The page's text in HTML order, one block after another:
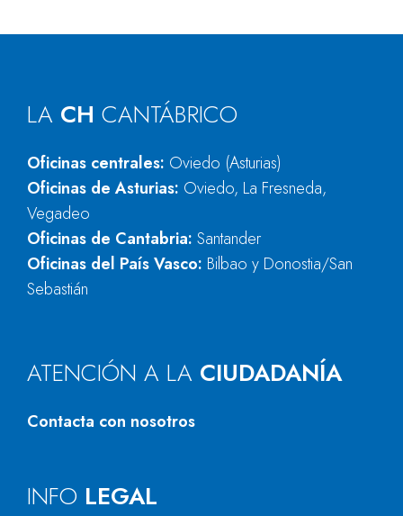
LA CH CANTÁBRICO
Oficinas centrales: Oviedo (Asturias)
Oficinas de Asturias: Oviedo, La Fresneda,
Vegadeo
Oficinas de Cantabria: Santander
Oficinas del País Vasco: Bilbao y Donostia/San
Sebastián
ATENCIÓN A LA CIUDADANÍA
Contacta con nosotros
INFO LEGAL